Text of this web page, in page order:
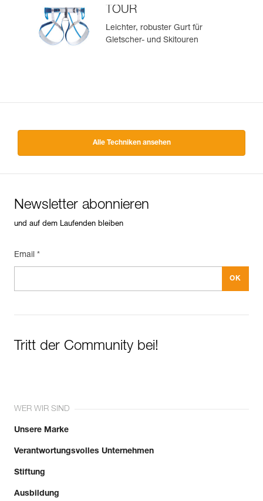
TOUR
Leichter, robuster Gurt für
Gletscher- und Skitouren
Alle Techniken ansehen
Newsletter abonnieren
und auf dem Laufenden bleiben
Email *
Tritt der Community bei!
WER WIR SIND
Unsere Marke
Verantwortungsvolles Unternehmen
Stiftung
Ausbildung